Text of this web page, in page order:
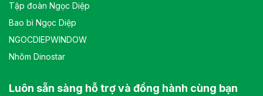
Tập đoàn Ngọc Diệp
Bao bì Ngọc Diệp
NGOCDIEPWINDOW
Nhôm Dinostar
Luôn sẵn sàng hỗ trợ và đồng hành cùng bạn